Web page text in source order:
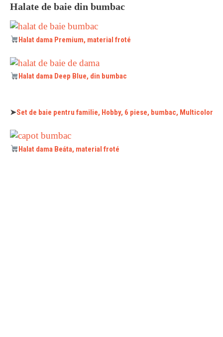
Halate de baie din bumbac
Halat dama Premium, material froté
Halat dama Deep Blue, din bumbac
➤Set de baie pentru familie, Hobby, 6 piese, bumbac, Multicolor
Halat dama Beáta, material froté